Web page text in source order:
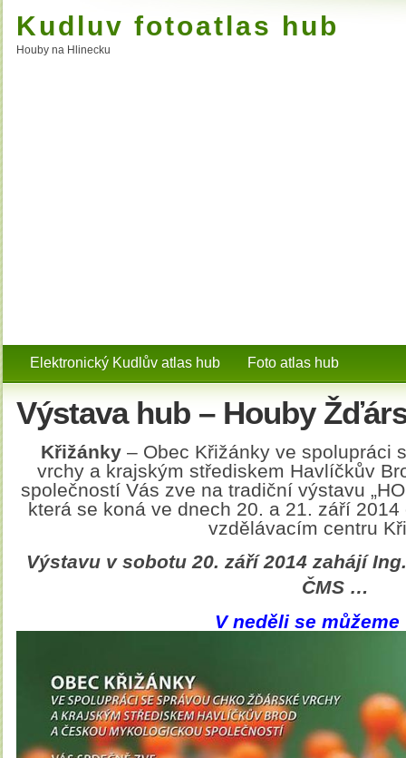
Kudluv fotoatlas hub
Houby na Hlinecku
Elektronický Kudlův atlas hub Foto atlas hub
Výstava hub – Houby
Křižánky – Obec Křižánky ve spolupráci
vrchy a krajským střediskem Havlíčkův
společností Vás zve na tradiční výstavu
která se koná ve dnech 20. a 21. září
vzdělávacím centru
Výstavu v sobotu 20. září 2014 zahájí
ČMS …
V neděli se